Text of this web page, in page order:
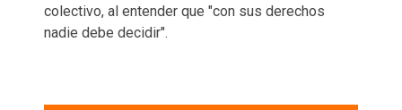
colectivo, al entender que "con sus derechos
nadie debe decidir".